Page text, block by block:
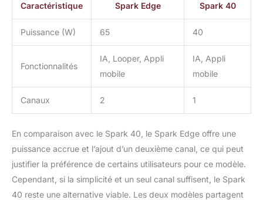
Caractéristique Spark Edge Spark 40
Puissance (W) 65 40
Fonctionnalités
IA, Looper, Appli
mobile
IA, Appli
mobile
Canaux 2 1
En comparaison avec le Spark 40, le Spark Edge offre une
puissance accrue et l’ajout d’un deuxième canal, ce qui peut
justifier la préférence de certains utilisateurs pour ce modèle.
Cependant, si la simplicité et un seul canal suffisent, le Spark
40 reste une alternative viable. Les deux modèles partagent